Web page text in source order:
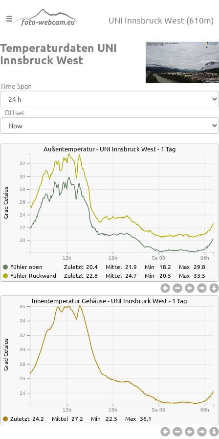
UNI Innsbruck West (610m)
Temperaturdaten UNI
Innsbruck West
Time Span
Offset
Außentemperatur - UNI Innsbruck West - 1 Tag
12h 18h Sa 08. 06h
20
22
24
26
28
30
32
Grad Celsius
Fühler oben
Fühler Rückwand
Zuletzt
Zuletzt
20.4
22.8
Mittel
Mittel
21.9
24.7
Min
Min
18.2
20.5
Max
Max
29.8
33.5
Innentemperatur Gehäuse - UNI Innsbruck West - 1 Tag
12h 18h Sa 08. 06h
24
26
28
30
32
34
36
Grad Celsius
Zuletzt 24.2 Mittel 27.2 Min 22.5 Max 36.1